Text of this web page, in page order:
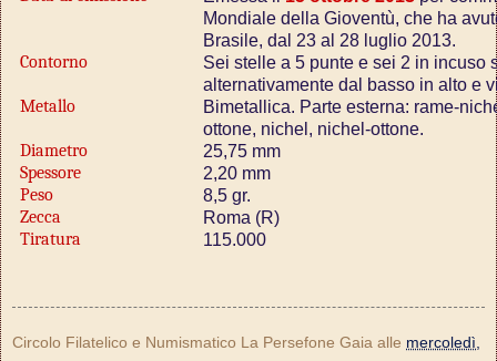
Mondiale della Gioventù, che ha
Brasile, dal 23 al 28 luglio 2013.
Contorno
Sei stelle a 5 punte e sei 2 in incuso
alternativamente dal basso in alto e
Metallo
Bimetallica. Parte esterna: rame-
ottone, nichel, nichel-ottone.
Diametro 25,75 mm
Spessore 2,20 mm
Peso 8,5 gr.
Zecca Roma (R)
Tiratura 115.000
Circolo Filatelico e Numismatico La Persefone Gaia alle mercoledì,